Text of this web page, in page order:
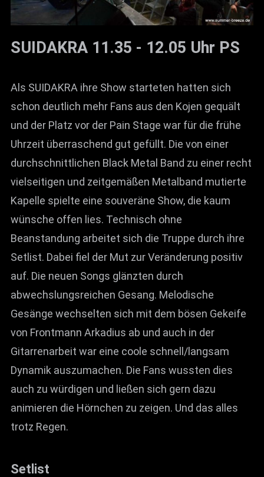
SUIDAKRA 11.35 - 12.05 Uhr PS
Als SUIDAKRA ihre Show starteten hatten sich
schon deutlich mehr Fans aus den Kojen gequält
und der Platz vor der Pain Stage war für die frühe
Uhrzeit überraschend gut gefüllt. Die von einer
durchschnittlichen Black Metal Band zu einer recht
vielseitigen und zeitgemäßen Metalband mutierte
Kapelle spielte eine souveräne Show, die kaum
wünsche offen lies. Technisch ohne
Beanstandung arbeitet sich die Truppe durch ihre
Setlist. Dabei fiel der Mut zur Veränderung positiv
auf. Die neuen Songs glänzten durch
abwechslungsreichen Gesang. Melodische
Gesänge wechselten sich mit dem bösen Gekeife
von Frontmann Arkadius ab und auch in der
Gitarrenarbeit war eine coole schnell/langsam
Dynamik auszumachen. Die Fans wussten dies
auch zu würdigen und ließen sich gern dazu
animieren die Hörnchen zu zeigen. Und das alles
trotz Regen.
Setlist